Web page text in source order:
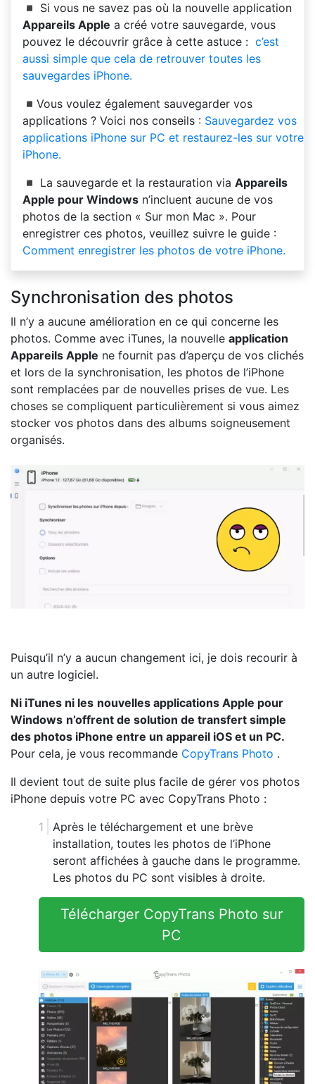
◾ Si vous ne savez pas où la nouvelle application
Appareils Apple a créé votre sauvegarde, vous
pouvez le découvrir grâce à cette astuce : c’est
aussi simple que cela de retrouver toutes les
sauvegardes iPhone.
◾Vous voulez également sauvegarder vos
applications ? Voici nos conseils : Sauvegardez vos
applications iPhone sur PC et restaurez-les sur votre
iPhone.
◾ La sauvegarde et la restauration via Appareils
Apple pour Windows n’incluent aucune de vos
photos de la section « Sur mon Mac ». Pour
enregistrer ces photos, veuillez suivre le guide :
Comment enregistrer les photos de votre iPhone.
Synchronisation des photos
Il n’y a aucune amélioration en ce qui concerne les
photos. Comme avec iTunes, la nouvelle application
Appareils Apple ne fournit pas d’aperçu de vos clichés
et lors de la synchronisation, les photos de l’iPhone
sont remplacées par de nouvelles prises de vue. Les
choses se compliquent particulièrement si vous aimez
stocker vos photos dans des albums soigneusement
organisés.
Puisqu’il n’y a aucun changement ici, je dois recourir à
un autre logiciel.
Ni iTunes ni les nouvelles applications Apple pour
Windows n’offrent de solution de transfert simple
des photos iPhone entre un appareil iOS et un PC.
Pour cela, je vous recommande CopyTrans Photo .
Il devient tout de suite plus facile de gérer vos photos
iPhone depuis votre PC avec CopyTrans Photo :
Après le téléchargement et une brève
installation, toutes les photos de l’iPhone
seront affichées à gauche dans le programme.
Les photos du PC sont visibles à droite.
Télécharger CopyTrans Photo sur
PC